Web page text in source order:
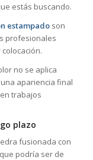
estás buscando.
estampadoson
profesionales
no se aplica
apariencia final
trabajos
plazo
fusionada con
podría ser de